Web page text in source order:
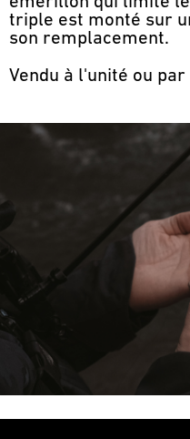
triple est monté sur
son remplacement.
Vendu à l'unité ou par